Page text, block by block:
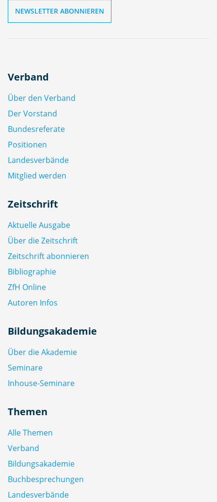
Verband
Über den Verband
Der Vorstand
Bundesreferate
Positionen
Landesverbände
Mitglied werden
Zeitschrift
Aktuelle Ausgabe
Über die Zeitschrift
Zeitschrift abonnieren
Bibliographie
ZfH Online
Autoren Infos
Bildungsakademie
Über die Akademie
Seminare
Inhouse-Seminare
Themen
Alle Themen
Verband
Bildungsakademie
Buchbesprechungen
Landesverbände